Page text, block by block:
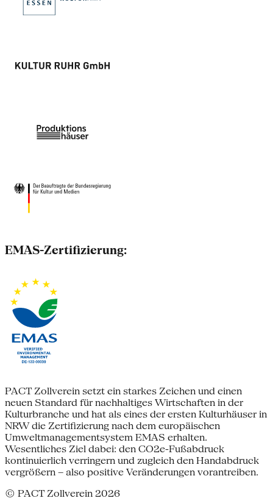
EMAS-Zertifizierung:
PACT Zollverein setzt ein starkes Zeichen und einen
neuen Standard für nachhaltiges Wirtschaften in der
Kulturbranche und hat als eines der ersten Kulturhäuser in
NRW die Zertifizierung nach dem europäischen
Umweltmanagementsystem EMAS erhalten.
Wesentliches Ziel dabei: den CO2e-Fußabdruck
kontinuierlich verringern und zugleich den Handabdruck
vergrößern – also positive Veränderungen vorantreiben.
© PACT Zollverein 2026